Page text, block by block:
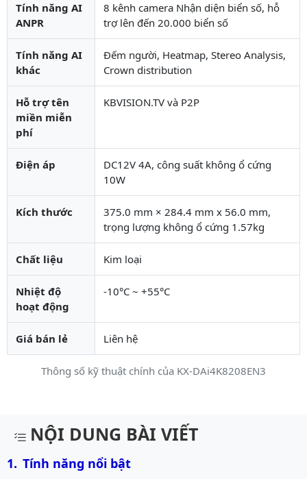
Thông số kỹ thuật chính của KX-DAi4K8208EN3
Tính năng AI
ANPR
8 kênh camera Nhận diện biển số, hỗ
trợ lên đến 20.000 biển số
Tính năng AI
khác
Đếm người, Heatmap, Stereo Analysis,
Crown distribution
Hỗ trợ tên
miền miễn
phí
KBVISION.TV và P2P
Điện áp
DC12V 4A, công suất không ổ cứng
10W
Kích thước
375.0 mm × 284.4 mm x 56.0 mm,
trọng lượng không ổ cứng 1.57kg
Chất liệu Kim loại
Nhiệt độ
hoạt động
-10°C ~ +55°C
Giá bán lẻ Liên hệ
Mô tả chi tiết sản phẩm
NỘI DUNG BÀI VIẾT
Tính năng nổi bật